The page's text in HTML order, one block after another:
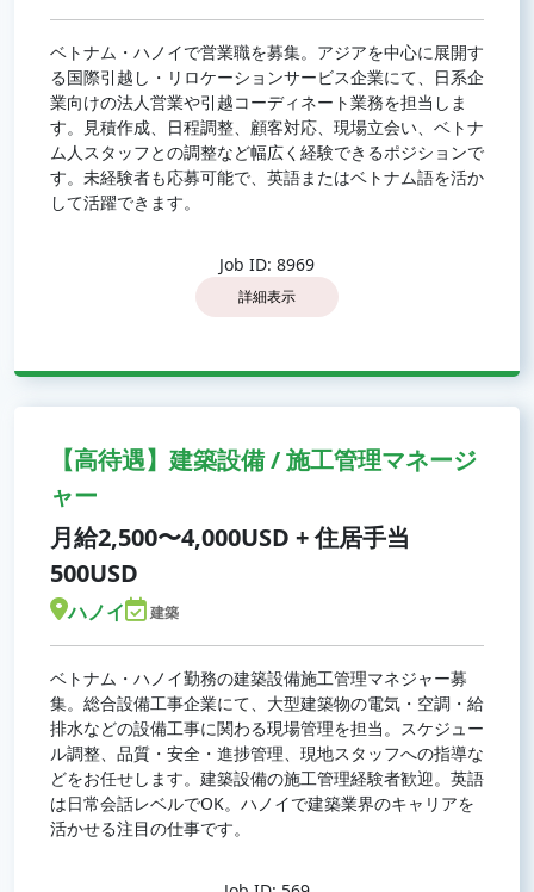
ベトナム・ハノイで営業職を募集。アジアを中心に展開す
る国際引越し・リロケーションサービス企業にて、日系企
業向けの法人営業や引越コーディネート業務を担当しま
す。見積作成、日程調整、顧客対応、現場立会い、ベトナ
ム人スタッフとの調整など幅広く経験できるポジションで
す。未経験者も応募可能で、英語またはベトナム語を活か
して活躍できます。
Job ID: 8969
詳細表示
【高待遇】建築設備 / 施工管理マネージ
ャー
月給2,500〜4,000USD + 住居手当
500USD
ハノイ 建築
ベトナム・ハノイ勤務の建築設備施工管理マネジャー募
集。総合設備工事企業にて、大型建築物の電気・空調・給
排水などの設備工事に関わる現場管理を担当。スケジュー
ル調整、品質・安全・進捗管理、現地スタッフへの指導な
どをお任せします。建築設備の施工管理経験者歓迎。英語
は日常会話レベルでOK。ハノイで建築業界のキャリアを
活かせる注目の仕事です。